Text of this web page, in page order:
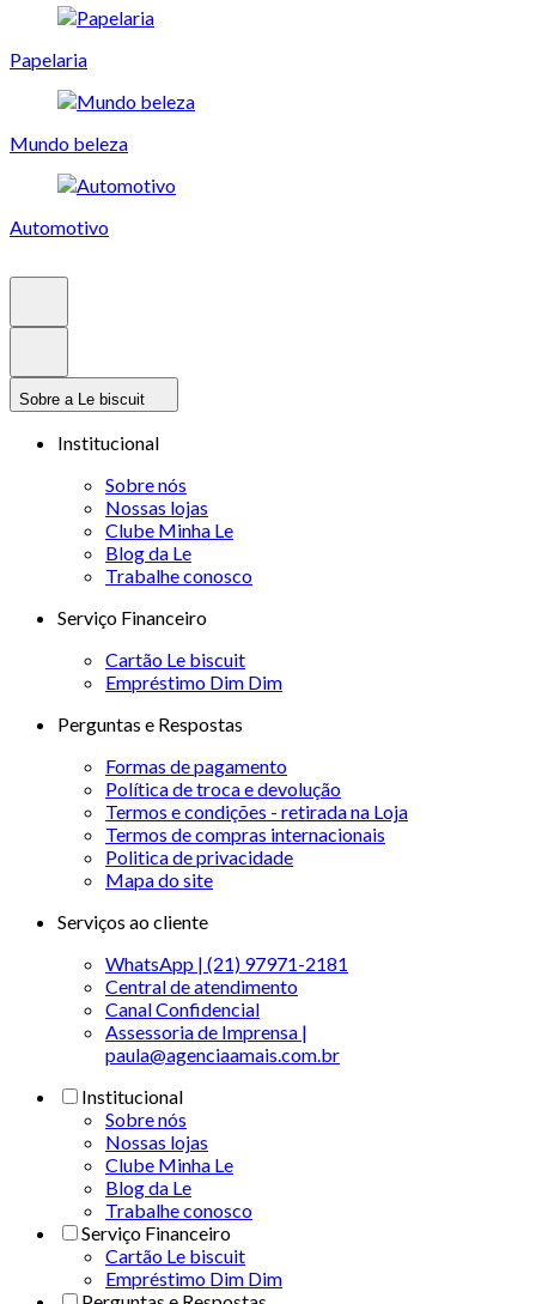
Papelaria
Mundo beleza
Automotivo
Sobre a Le biscuit
Institucional
Sobre nós
Nossas lojas
Clube Minha Le
Blog da Le
Trabalhe conosco
Serviço Financeiro
Cartão Le biscuit
Empréstimo Dim Dim
Perguntas e Respostas
Formas de pagamento
Política de troca e devolução
Termos e condições - retirada na Loja
Termos de compras internacionais
Politica de privacidade
Mapa do site
Serviços ao cliente
WhatsApp | (21) 97971-2181
Central de atendimento
Canal Confidencial
Assessoria de Imprensa |
paula@agenciaamais.com.br
Institucional
Sobre nós
Nossas lojas
Clube Minha Le
Blog da Le
Trabalhe conosco
Serviço Financeiro
Cartão Le biscuit
Empréstimo Dim Dim